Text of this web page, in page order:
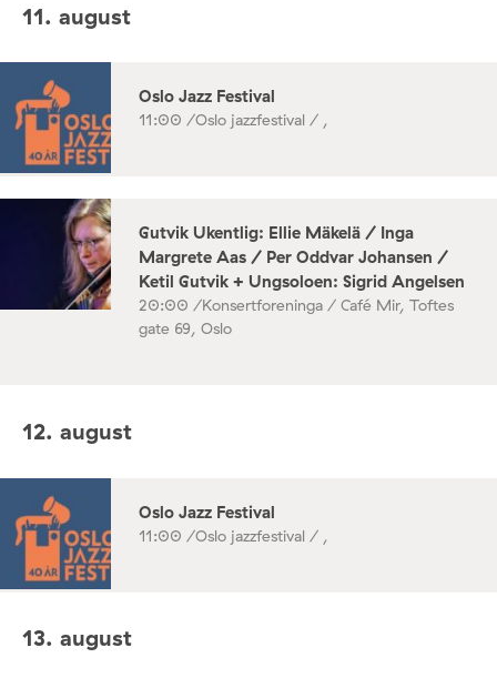
11. august
Oslo Jazz Festival
11:00 /Oslo jazzfestival / ,
Gutvik Ukentlig: Ellie Mäkelä / Inga
Margrete Aas / Per Oddvar Johansen /
Ketil Gutvik + Ungsoloen: Sigrid Angelsen
20:00 /Konsertforeninga / Café Mir, Toftes
gate 69, Oslo
12. august
Oslo Jazz Festival
11:00 /Oslo jazzfestival / ,
13. august